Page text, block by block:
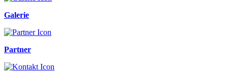
Galerie
Partner